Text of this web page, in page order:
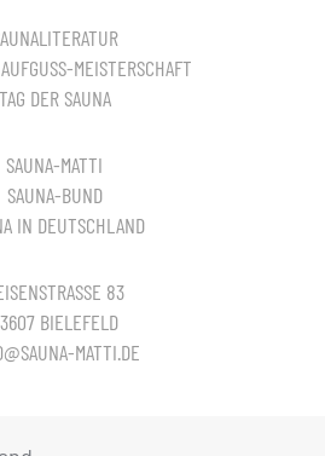
MEISTERSCHAFT
TAG DER SAUNA
SAUNA-MATTI
SAUNA-BUND
IN DEUTSCHLAND
83
BIELEFELD
MATTI.DE